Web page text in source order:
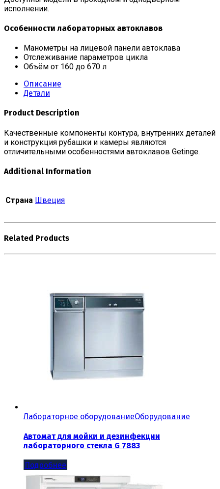
исполнении.
Особенности лабораторных автоклавов
Манометры на лицевой панели автоклава
Отслеживание параметров цикла
Объём от 160 до 670 л
Описание
Детали
Product Description
Качественные компоненты контура, внутренних деталей
и конструкция рубашки и камеры являются
отличительными особенностями автоклавов Getinge.
Additional Information
Страна Швеция
Related Products
Лабораторное оборудованиеОборудование
Автомат для мойки и дезинфекции
лабораторного стекла G 7883
Подробнее